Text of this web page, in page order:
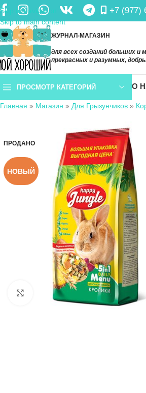
Skip to navigation
Skip to main content
+7 (977)
ЖУРНАЛ-МАГАЗИН
для всех созданий больших и
прекрасных и разумных,
ПРОСМОТР КАТЕГОРИЙ О
Главная » Магазин » Для Грызунчиков »
ПРОДАНО
НОВЫЙ
Нажмите, чтобы увеличить